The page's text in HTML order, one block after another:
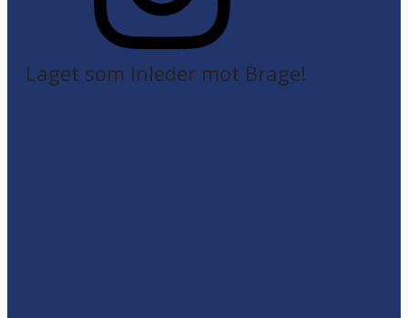
Laget som inleder mot Brage!